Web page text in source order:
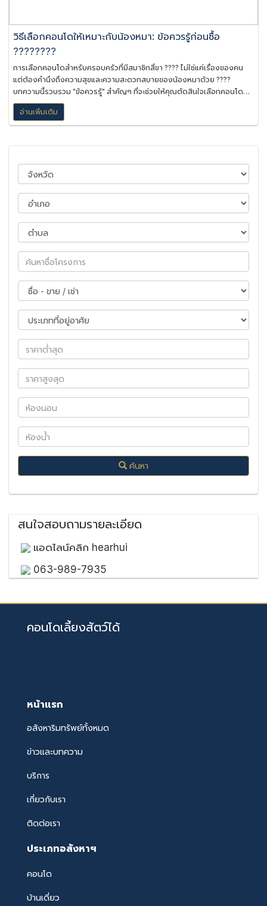
วิธีเลือกคอนโดให้เหมาะกับน้องหมา: ข้อควรรู้ก่อนซื้อ
????????
การเลือกคอนโดสำหรับครอบครัวที่มีสมาชิกสี่ขา ???? ไม่ใช่แค่เรื่องของคน
แต่ต้องคำนึงถึงความสุขและความสะดวกสบายของน้องหมาด้วย ????
บทความนี้รวบรวม "ข้อควรรู้" สำคัญๆ ที่จะช่วยให้คุณตัดสินใจเลือกคอนโดที่
"ใช่" ???? ทั้งสำหรับคุณและเพื่อนขนฟูของคุณ!
อ่านเพิ่มเติม
ค้นหา
สนใจสอบถามรายละเอียด
แอดไลน์คลิก hearhui
063-989-7935
คอนโดเลี้ยงสัตว์ได้
หน้าแรก
อสังหาริมทรัพย์ทั้งหมด
ข่าวและบทความ
บริการ
เกี่ยวกับเรา
ติดต่อเรา
ประเภทอสังหาฯ
คอนโด
บ้านเดี่ยว